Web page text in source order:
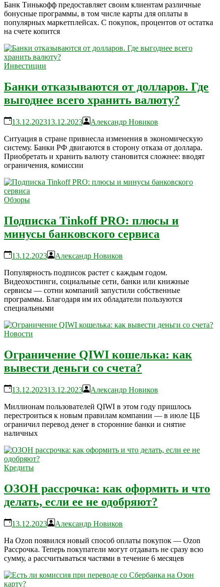
Банк Тинькофф предоставляет своим клиентам различные
бонусные программы, в том числе карты для оплаты в
популярных маркетплейсах. С покупок, процентов от остатка
на счете копится
Инвестиции
Банки отказываются от долларов. Где
выгоднее всего хранить валюту?
13.12.202313.12.2023
Александр Новиков
Ситуация в стране привнесла изменения в экономическую
систему. Банки РФ двигаются в сторону отказа от доллара.
Приобретать и хранить валюту становится сложнее: вводят
ограничения, комиссии
Обзоры
Подписка Tinkoff PRO: плюсы и
минусы банковского сервиса
13.12.2023
Александр Новиков
Популярность подписок растет с каждым годом.
Видеохостинги, социальные сети, банки или книжные
сервисы — сотни компаний запустили собственные
программы. Благодаря им их обладатели пользуются
специальными
Новости
Ограничение QIWI кошелька: как
вывести деньги со счета?
13.12.202313.12.2023
Александр Новиков
Миллионам пользователей QIWI в этом году пришлось
перестроиться к новым правилам компании — в июле ЦБ
ограничил перевод денег в сторонние банки и снятие
наличных
Кредиты
ОЗОН рассрочка: как оформить и что
делать, если ее не одобряют?
13.12.2023
Александр Новиков
На Ozon появился новый способ оплаты покупок — Ozon
Рассрочка. Теперь покупатели могут отдавать не сразу всю
сумму, а рассчитываться частями в течение 6 месяцев